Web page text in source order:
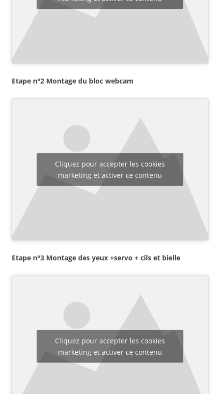
Etape n°2 Montage du bloc webcam
Cliquez pour accepter les cookies
marketing et activer ce contenu
Etape n°3 Montage des yeux +servo + cils et bielle
Cliquez pour accepter les cookies
marketing et activer ce contenu